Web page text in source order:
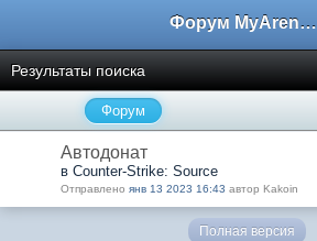
Форум MyArena.ru
Результаты поиска
Форум
Автодонат
в Counter-Strike: Source
Отправлено янв 13 2023 16:43 автор Kakoin
Полная версия